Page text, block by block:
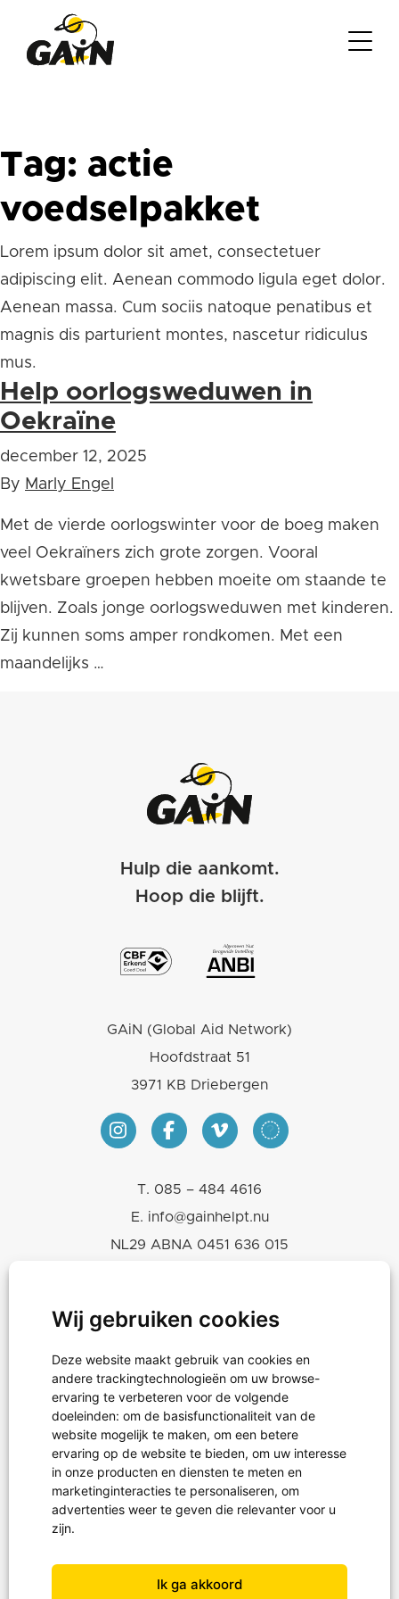
Wij gebruiken cookies
Deze website maakt gebruik van cookies en
andere trackingtechnologieën om uw browse-
ervaring te verbeteren voor de volgende
doeleinden: om de basisfunctionaliteit van de
website mogelijk te maken, om een betere
ervaring op de website te bieden, om uw interesse
in onze producten en diensten te meten en
marketinginteracties te personaliseren, om
advertenties weer te geven die relevanter voor u
zijn.
Ik ga akkoord
Tag: actie
voedselpakket
Lorem ipsum dolor sit amet, consectetuer
adipiscing elit. Aenean commodo ligula eget dolor.
Aenean massa. Cum sociis natoque penatibus et
magnis dis parturient montes, nascetur ridiculus
mus.
Help oorlogsweduwen in
Oekraïne
december 12, 2025
By Marly Engel
Met de vierde oorlogswinter voor de boeg maken
veel Oekraïners zich grote zorgen. Vooral
kwetsbare groepen hebben moeite om staande te
blijven. Zoals jonge oorlogsweduwen met kinderen.
Zij kunnen soms amper rondkomen. Met een
maandelijks …
Hulp die aankomt.
Hoop die blijft.
GAiN (Global Aid Network)
Hoofdstraat 51
3971 KB Driebergen
T. 085 – 484 4616
E. info@gainhelpt.nu
NL29 ABNA 0451 636 015
Hulpgoederen
Projecten
Noodhulp
Projectreizen
Waterprojecten